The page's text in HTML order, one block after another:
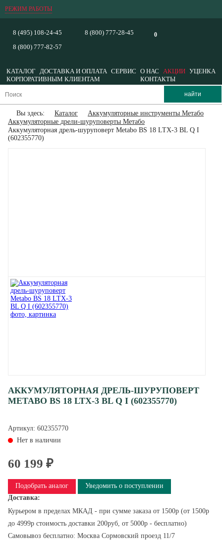
РЕЖИМ РАБОТЫ
0
8 (495) 108-24-45
8 (800) 777-82-57
8 (800) 777-28-45
КАТАЛОГ ДОСТАВКА И ОПЛАТА СЕРВИС О НАС АКЦИИ УЦЕНКА
КОРПОРАТИВНЫМ КЛИЕНТАМ
КОНТАКТЫ
Вы здесь: Каталог
Аккумуляторные инструменты Метабо
Аккумуляторные дрели-шуруповерты Метабо
Аккумуляторная дрель-шуруповерт Metabo BS 18 LTX-3 BL Q I
(602355770)
АККУМУЛЯТОРНАЯ ДРЕЛЬ-ШУРУПОВЕРТ
METABO BS 18 LTX-3 BL Q I (602355770)
Артикул: 602355770
Нет в наличии
60 199 ₽
Подобрать аналог
Уведомить о поступлении
Доставка:
Курьером в пределах МКАД - при сумме заказа от 1500р (от 1500р
до 4999р стоимость доставки 200руб, от 5000р - бесплатно)
Самовывоз бесплатно: Москва Сормовский проезд 11/7